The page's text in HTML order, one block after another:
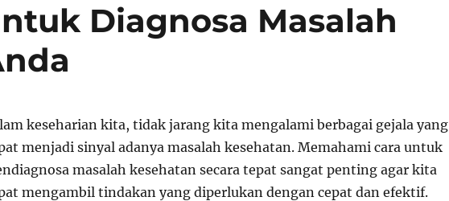
Diagnosa Masalah
keseharian kita, tidak jarang kita mengalami berbagai gejala yang
menjadi sinyal adanya masalah kesehatan. Memahami cara untuk
masalah kesehatan secara tepat sangat penting agar kita
mengambil tindakan yang diperlukan dengan cepat dan efektif.